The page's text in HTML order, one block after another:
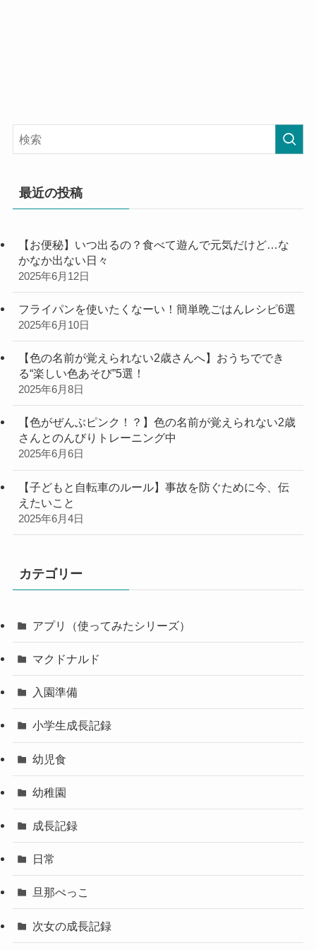
最近の投稿
【お便秘】いつ出るの？食べて遊んで元気だけど…な
かなか出ない日々
2025年6月12日
フライパンを使いたくなーい！簡単晩ごはんレシピ6選
2025年6月10日
【色の名前が覚えられない2歳さんへ】おうちででき
る“楽しい色あそび”5選！
2025年6月8日
【色がぜんぶピンク！？】色の名前が覚えられない2歳
さんとのんびりトレーニング中
2025年6月6日
【子どもと自転車のルール】事故を防ぐために今、伝
えたいこと
2025年6月4日
カテゴリー
アプリ（使ってみたシリーズ）
マクドナルド
入園準備
小学生成長記録
幼児食
幼稚園
成長記録
日常
旦那ぺっこ
次女の成長記録